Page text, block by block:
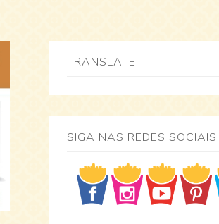
TRANSLATE
SIGA NAS REDES SOCIAIS: